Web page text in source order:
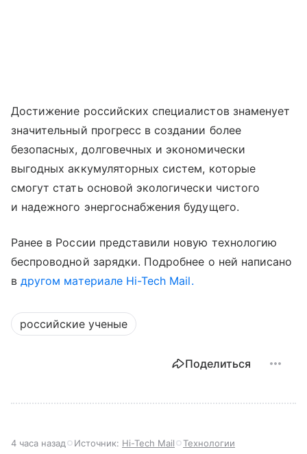
Достижение российских специалистов знаменует
значительный прогресс в создании более
безопасных, долговечных и экономически
выгодных аккумуляторных систем, которые
смогут стать основой экологически чистого
и надежного энергоснабжения будущего.
Ранее в России представили новую технологию
беспроводной зарядки. Подробнее о ней написано
вдругом материале Hi-Tech Mail.
российские ученые
Поделиться
4 часа назад Источник: Hi-Tech Mail Технологии